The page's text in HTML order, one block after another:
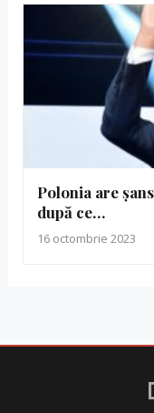
Polonia are
după ce…
16 octombrie 2023